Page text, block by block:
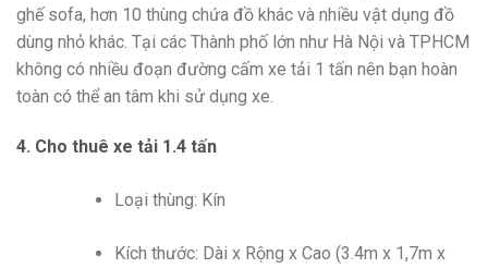
ghế sofa, hơn 10 thùng chứa đồ khác và nhiều vật dụng đồ
dùng nhỏ khác. Tại các Thành phố lớn như Hà Nội và TPHCM
không có nhiều đoạn đường cấm xe tải 1 tấn nên bạn hoàn
toàn có thể an tâm khi sử dụng xe.
4. Cho thuê xe tải 1.4 tấn
Loại thùng: Kín
Kích thước: Dài x Rộng x Cao (3.4m x 1,7m x